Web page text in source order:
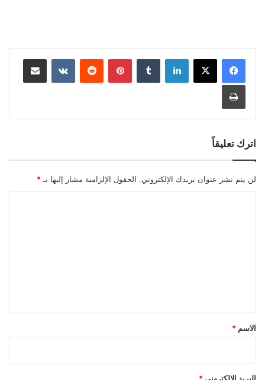
لينكدإن بينتيريست مشاركة عبر البريد
طباعة
اترك تعليقاً
لن يتم نشر عنوان بريدك الإلكتروني. الحقول الإلزامية مشار إليها بـ *
*
الاسم *